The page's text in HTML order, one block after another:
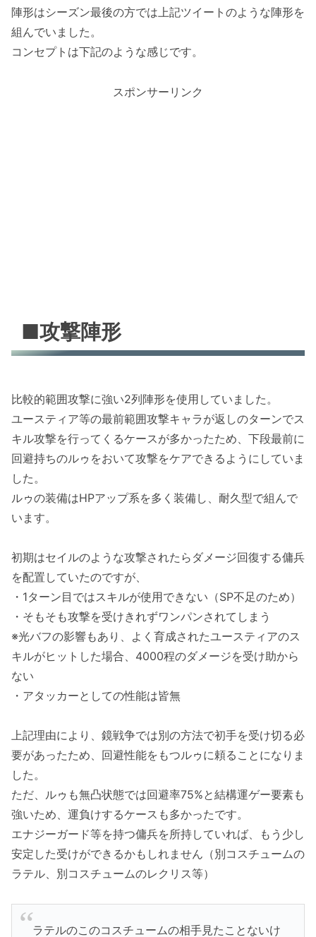
陣形はシーズン最後の方では上記ツイートのような陣形を
組んでいました。
コンセプトは下記のような感じです。
スポンサーリンク
■攻撃陣形
比較的範囲攻撃に強い2列陣形を使用していました。
ユースティア等の最前範囲攻撃キャラが返しのターンでス
キル攻撃を行ってくるケースが多かったため、下段最前に
回避持ちのルゥをおいて攻撃をケアできるようにしていま
した。
ルゥの装備はHPアップ系を多く装備し、耐久型で組んで
います。
初期はセイルのような攻撃されたらダメージ回復する傭兵
を配置していたのですが、
・1ターン目ではスキルが使用できない（SP不足のため）
・そもそも攻撃を受けきれずワンパンされてしまう
※光バフの影響もあり、よく育成されたユースティアのス
キルがヒットした場合、4000程のダメージを受け助から
ない
・アタッカーとしての性能は皆無
上記理由により、鏡戦争では別の方法で初手を受け切る必
要があったため、回避性能をもつルゥに頼ることになりま
した。
ただ、ルゥも無凸状態では回避率75%と結構運ゲー要素も
強いため、運負けするケースも多かったです。
エナジーガード等を持つ傭兵を所持していれば、もう少し
安定した受けができるかもしれません（別コスチュームの
ラテル、別コスチュームのレクリス等）
ラテルのこのコスチュームの相手見たことないけ